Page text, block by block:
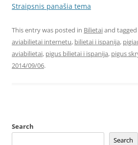
Straipsnis panašia tema
This entry was posted in Bilietaiand tagged
aviabilietai internetu, bilietai i ispanija,
aviabilietai, pigus bilietai i ispanija, pigus
2014/09/06.
Search
Search